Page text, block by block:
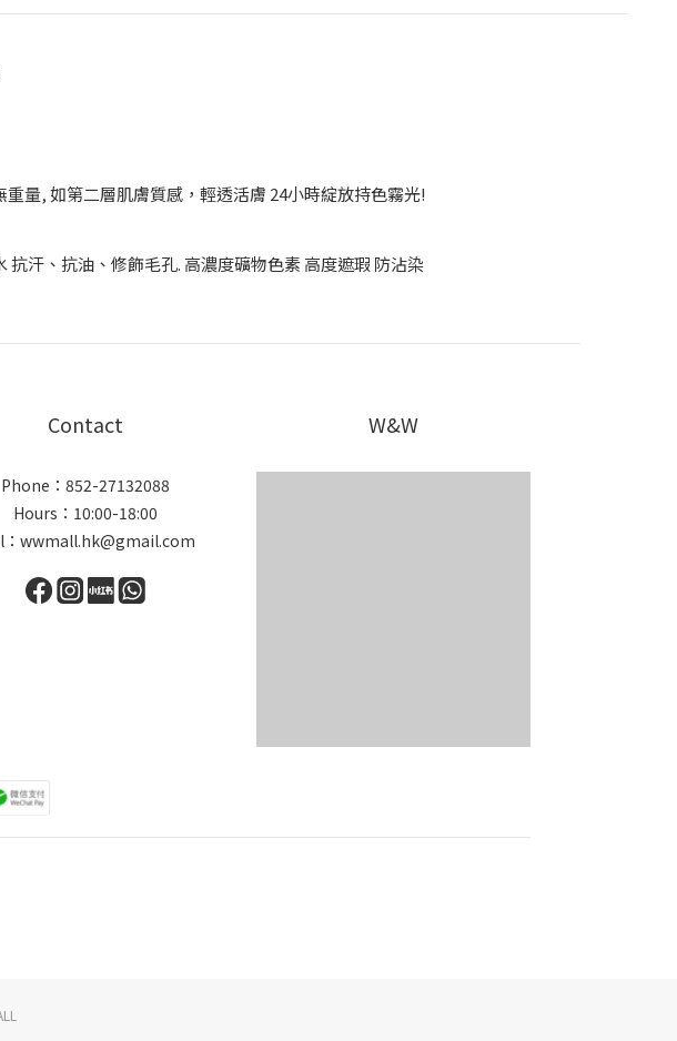
量, 如第二層肌膚質感，輕透活膚 24小時綻放持色霧光!
汗、抗油、修飾毛孔. 高濃度礦物色素 高度遮瑕 防沾染
Contact
Phone：852-27132088
Hours：10:00-18:00
：wwmall.hk@gmail.com
W&W